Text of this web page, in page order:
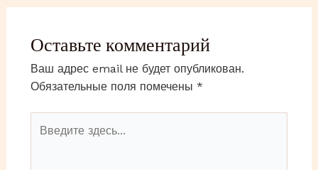
Оставьте комментарий
Ваш адрес email не будет опубликован.
Обязательные поля помечены *
здесь...